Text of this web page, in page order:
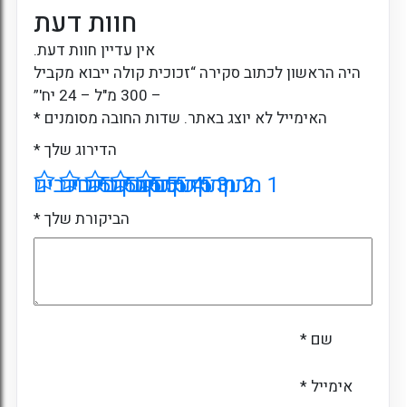
חוות דעת
אין עדיין חוות דעת.
היה הראשון לכתוב סקירה “זכוכית קולה ייבוא מקביל
– 300 מ"ל – 24 יח'”
האימייל לא יוצג באתר. שדות החובה מסומנים*
הדירוג שלך*
1 מתוך 5 כוכבים 2 מתוך 5 כוכבים 3 מתוך 5 כוכבים 4 מתוך 5 כוכבים 5 מתוך 5 כוכבים
הביקורת שלך*
שם*
אימייל*